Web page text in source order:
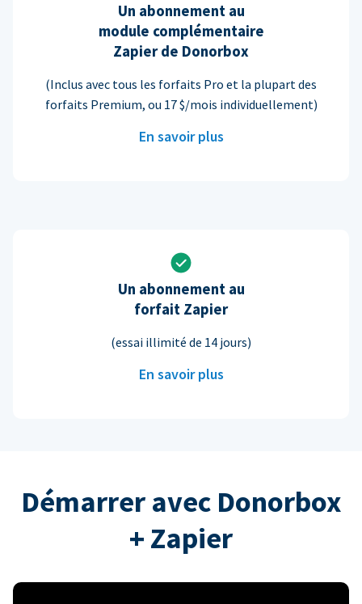
Un abonnement au
module complémentaire
Zapier de Donorbox
(Inclus avec tous les forfaits Pro et la plupart des
forfaits Premium, ou 17 $/mois individuellement)
En savoir plus
Un abonnement au
forfait Zapier
(essai illimité de 14 jours)
En savoir plus
Démarrer avec Donorbox
+ Zapier